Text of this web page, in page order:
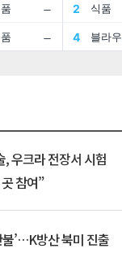
참여”
’…K방산 북미 진출